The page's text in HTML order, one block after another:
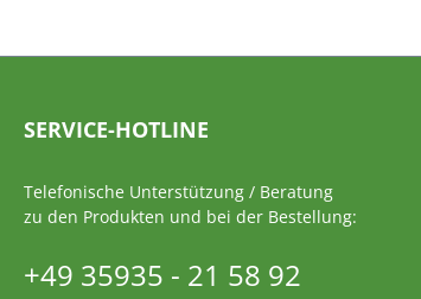
SERVICE-HOTLINE
Telefonische Unterstützung / Beratung
zu den Produkten und bei der Bestellung:
+49 35935 - 21 58 92